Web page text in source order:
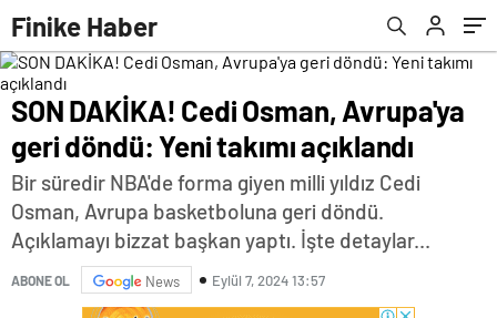
Finike Haber
SON DAKİKA! Cedi Osman, Avrupa'ya
geri döndü: Yeni takımı açıklandı
Bir süredir NBA'de forma giyen milli yıldız Cedi
Osman, Avrupa basketboluna geri döndü.
Açıklamayı bizzat başkan yaptı. İşte detaylar...
ABONE OL News Eylül 7, 2024 13:57